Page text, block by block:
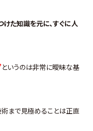
た知識を元に、すぐに人
というのは非常に曖昧な基
まで見極めることは正直